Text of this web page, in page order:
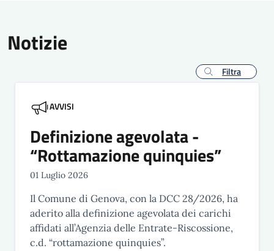
Notizie
Filtra
AVVISI
Definizione agevolata -
“Rottamazione quinquies”
01 Luglio 2026
Il Comune di Genova, con la DCC 28/2026, ha
aderito alla definizione agevolata dei carichi
affidati all’Agenzia delle Entrate-Riscossione,
c.d. “rottamazione quinquies”.